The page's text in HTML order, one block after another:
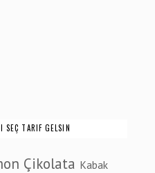
SEÇ TARIF GELSIN
Çikolata Kabak